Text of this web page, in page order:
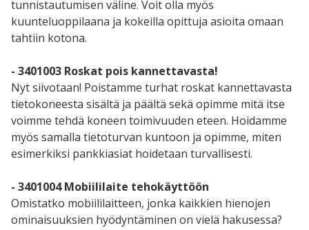
tunnistautumisen väline. Voit olla myös
kuunteluoppilaana ja kokeilla opittuja asioita omaan
tahtiin kotona.
- 3401003 Roskat pois kannettavasta!
Nyt siivotaan! Poistamme turhat roskat kannettavasta
tietokoneesta sisältä ja päältä sekä opimme mitä itse
voimme tehdä koneen toimivuuden eteen. Hoidamme
myös samalla tietoturvan kuntoon ja opimme, miten
esimerkiksi pankkiasiat hoidetaan turvallisesti.
- 3401004 Mobiililaite tehokäyttöön
Omistatko mobiililaitteen, jonka kaikkien hienojen
ominaisuuksien hyödyntäminen on vielä hakusessa?